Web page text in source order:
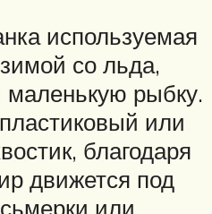
используемая
со льда,
маленькую рыбку.
или
благодаря
движется под
или